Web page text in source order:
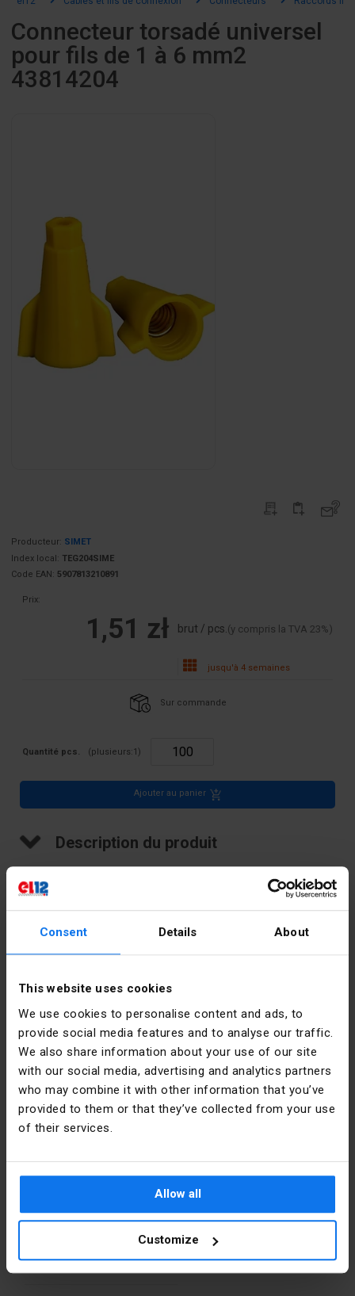
Consent Details About
This website uses cookies
We use cookies to personalise content and ads, to
provide social media features and to analyse our traffic.
We also share information about your use of our site
with our social media, advertising and analytics partners
who may combine it with other information that you’ve
provided to them or that they’ve collected from your use
of their services.
Allow all
Customize
Connecteur torsadé universel
pour fils de 1 à 6 mm2
43814204
Producteur: SIMET
Index local: TEG204SIME
Code EAN: 5907813210891
Prix:
1,51 zł brut / pcs.(y compris la TVA 23%)
jusqu'à 4 semaines
Sur commande
Quantité pcs. (plusieurs:1 )
Ajouter au panier
Description du produit
Connecteur torsadé universel pour fils de 1 à 6 mm2
Données techniques
Courant
nominal [A]
41
Section
nominale
6
Couleur
Jaune
Autres données techniques
Détails du fabricant
Jelenia
Góra al.
II 33 Polska